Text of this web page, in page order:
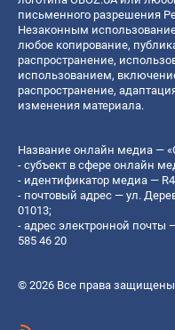
письменного разрешения
Незаконным
любое копирование,
распространение,
использованием,
распространение,
изменения материала.
Название онлайн медиа —
- субъект в сфере онлайн
- идентификатор медиа —
- почтовый адрес — ул.
01013;
- адрес электронной почты
585 46 20
© 2026 Все права